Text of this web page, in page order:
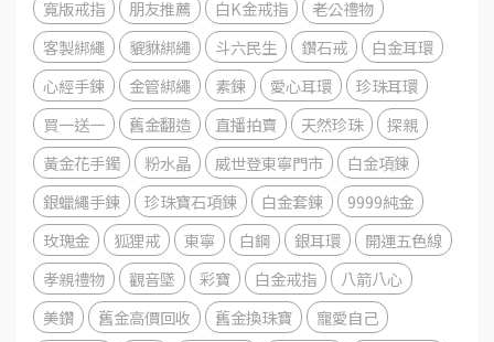
寬版戒指
朋友推薦 白K金戒指
老公禮物
客製綁繩
貔貅綁繩 斗六民生 鑽石戒
白金耳環
心經手鍊
金管綁繩 素鍊 愛心耳環
珍珠耳環
買一送一
舊金翻造 直播拍賣 天然珍珠
探親
黃金花手鐲
粉水晶 威世登東寧門市
白金項鍊
銀蠟繩手鍊
珍珠寶石項鍊 白金套鍊
9999純金
玫瑰金
狐狸戒 東寧 白鋼 銀耳環
開運五色線
孝親禮物
觀音墜 彩寶 白金戒指
八箭八心
美鑽
舊金高價回收 舊金換珠寶
寵愛自己